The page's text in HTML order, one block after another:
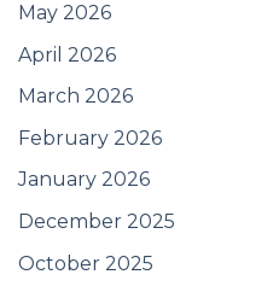
May 2026
April 2026
March 2026
February 2026
January 2026
December 2025
October 2025